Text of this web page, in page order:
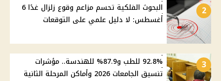
2
البحوث الفلكية تحسم مزاعم وقوع زلزال غدًا 6
أغسطس: لا دليل علمي على التوقعات
3
92.8% للطب و87.9% للهندسة.. مؤشرات
تنسيق الجامعات 2026 وأماكن المرحلة الثانية